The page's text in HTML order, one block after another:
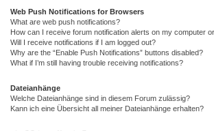
Web Push Notifications for Browsers
What are web push notifications?
How can I receive forum notification alerts on my computer
Will I receive notifications if I am logged out?
Why are the “Enable Push Notifications” buttons disabled?
What if I’m still having trouble receiving notifications?
Dateianhänge
Welche Dateianhänge sind in diesem Forum zulässig?
Kann ich eine Übersicht all meiner Dateianhänge erhalten?